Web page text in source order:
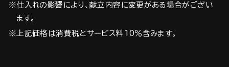
※仕入れの影響により、献立内容に変更がある場合がござい
ます。
※上記価格は消費税とサービス料10％含みます。